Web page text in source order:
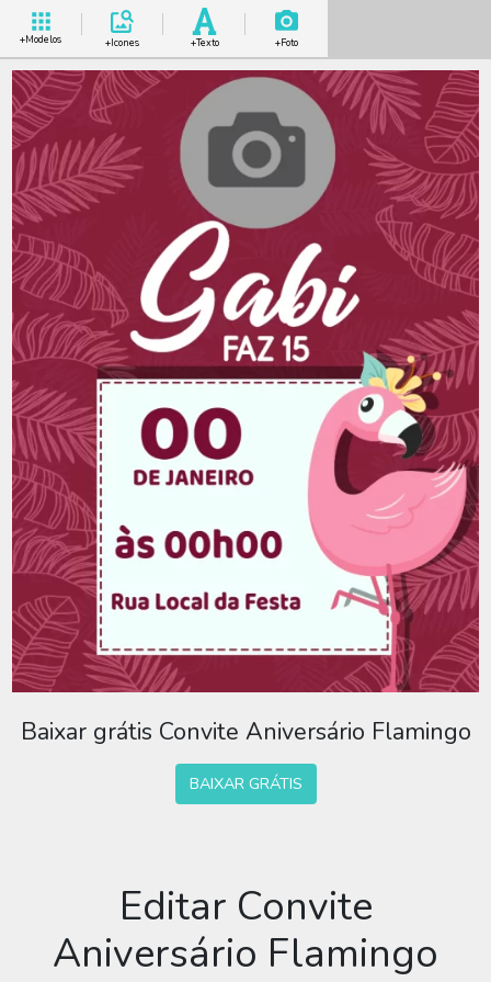
+Modelos +Icones +Texto +Foto
Baixar grátis Convite Aniversário Flamingo
BAIXAR GRÁTIS
Editar Convite
Aniversário Flamingo